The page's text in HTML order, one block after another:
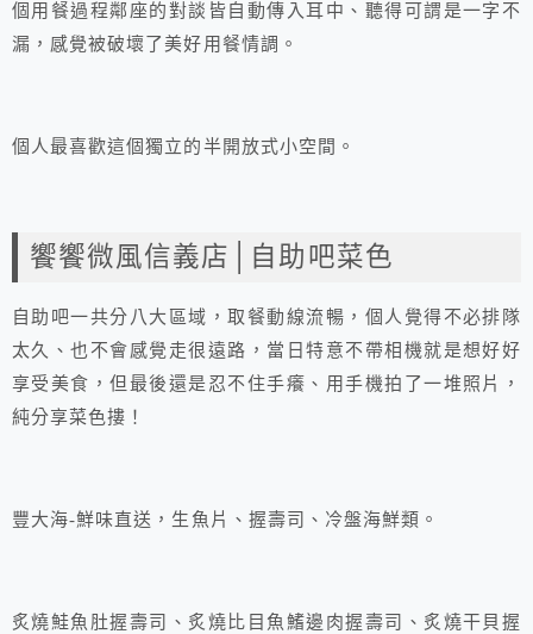
個用餐過程鄰座的對談皆自動傳入耳中、聽得可謂是一字不
漏，感覺被破壞了美好用餐情調。
個人最喜歡這個獨立的半開放式小空間。
饗饗微風信義店│自助吧菜色
自助吧一共分八大區域，取餐動線流暢，個人覺得不必排隊
太久、也不會感覺走很遠路，當日特意不帶相機就是想好好
享受美食，但最後還是忍不住手癢、用手機拍了一堆照片，
純分享菜色摟！
豐大海-鮮味直送，生魚片、握壽司、冷盤海鮮類。
炙燒鮭魚肚握壽司、炙燒比目魚鰭邊肉握壽司、炙燒干貝握